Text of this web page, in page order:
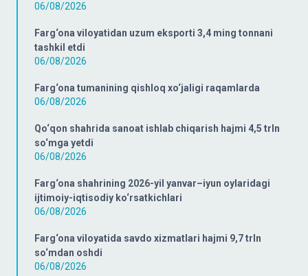
06/08/2026
Farg‘ona viloyatidan uzum eksporti 3,4 ming tonnani
tashkil etdi
06/08/2026
Farg‘ona tumanining qishloq xo‘jaligi raqamlarda
06/08/2026
Qo‘qon shahrida sanoat ishlab chiqarish hajmi 4,5 trln
so‘mga yetdi
06/08/2026
Farg‘ona shahrining 2026-yil yanvar–iyun oylaridagi
ijtimoiy-iqtisodiy ko‘rsatkichlari
06/08/2026
Farg‘ona viloyatida savdo xizmatlari hajmi 9,7 trln
so‘mdan oshdi
06/08/2026